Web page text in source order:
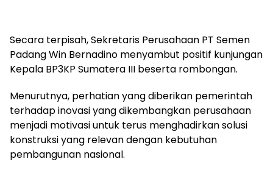
Secara terpisah, Sekretaris Perusahaan PT Semen
Padang Win Bernadino menyambut positif kunjungan
Kepala BP3KP Sumatera III beserta rombongan.
Menurutnya, perhatian yang diberikan pemerintah
terhadap inovasi yang dikembangkan perusahaan
menjadi motivasi untuk terus menghadirkan solusi
konstruksi yang relevan dengan kebutuhan
pembangunan nasional.